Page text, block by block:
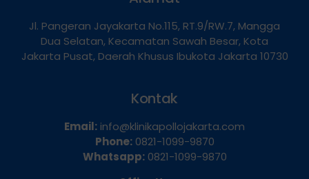
Jl. Pangeran Jayakarta No.115, RT.9/RW.7, Mangga
Dua Selatan, Kecamatan Sawah Besar, Kota
Email:info@klinikapollojakarta.com
Phone:0821-1099-9870